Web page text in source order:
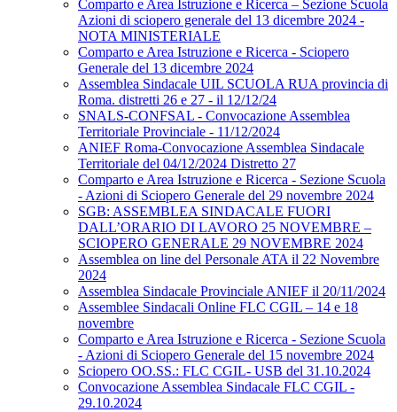
Comparto e Area Istruzione e Ricerca – Sezione Scuola
Azioni di sciopero generale del 13 dicembre 2024 -
NOTA MINISTERIALE
Comparto e Area Istruzione e Ricerca - Sciopero
Generale del 13 dicembre 2024
Assemblea Sindacale UIL SCUOLA RUA provincia di
Roma. distretti 26 e 27 - il 12/12/24
SNALS-CONFSAL - Convocazione Assemblea
Territoriale Provinciale - 11/12/2024
ANIEF Roma-Convocazione Assemblea Sindacale
Territoriale del 04/12/2024 Distretto 27
Comparto e Area Istruzione e Ricerca - Sezione Scuola
- Azioni di Sciopero Generale del 29 novembre 2024
SGB: ASSEMBLEA SINDACALE FUORI
DALL’ORARIO DI LAVORO 25 NOVEMBRE –
SCIOPERO GENERALE 29 NOVEMBRE 2024
Assemblea on line del Personale ATA il 22 Novembre
2024
Assemblea Sindacale Provinciale ANIEF il 20/11/2024
Assemblee Sindacali Online FLC CGIL – 14 e 18
novembre
Comparto e Area Istruzione e Ricerca - Sezione Scuola
- Azioni di Sciopero Generale del 15 novembre 2024
Sciopero OO.SS.: FLC CGIL- USB del 31.10.2024
Convocazione Assemblea Sindacale FLC CGIL -
29.10.2024